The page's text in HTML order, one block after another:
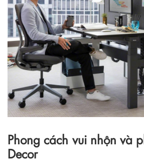
Phong cách vui nhộn và
Decor